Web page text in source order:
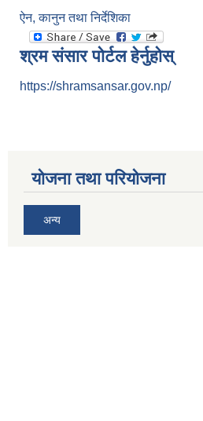
ऐन, कानुन तथा निर्देशिका
श्रम संसार पोर्टल हेर्नुहोस्
https://shramsansar.gov.np/
योजना तथा परियोजना
अन्य